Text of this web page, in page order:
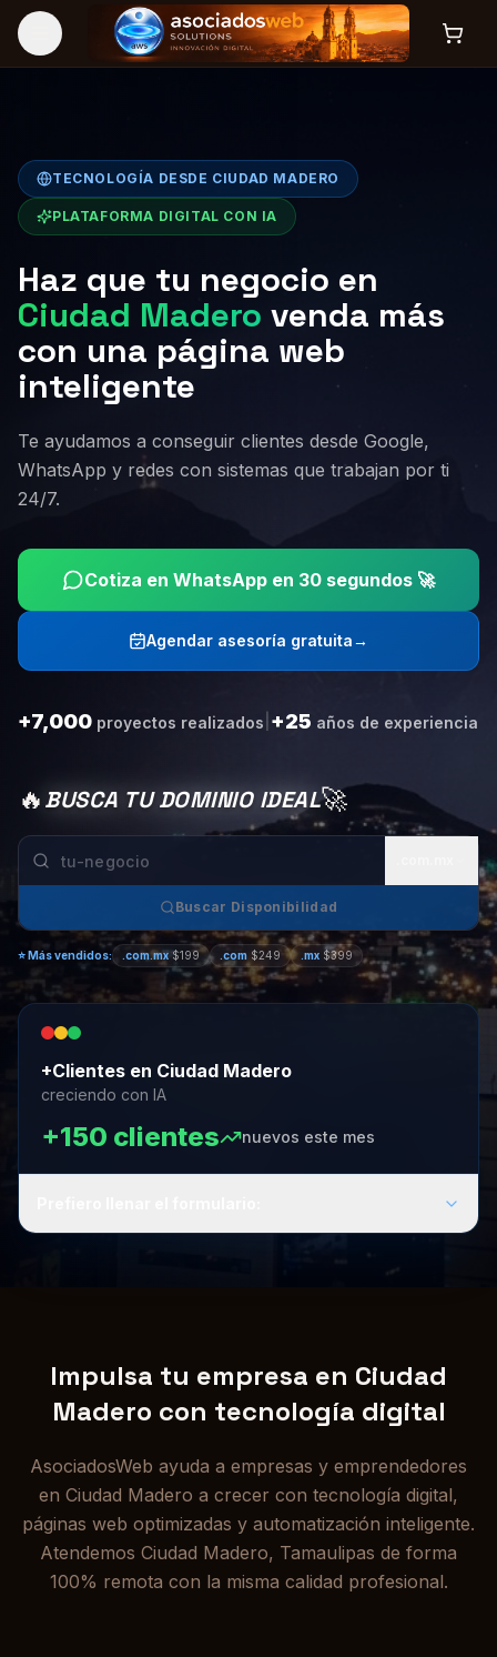
TECNOLOGÍA DESDE CIUDAD MADERO
PLATAFORMA DIGITAL CON IA
Haz que tu negocio en
Ciudad Madero venda más
con una página web
inteligente
Te ayudamos a conseguir clientes desde Google,
WhatsApp y redes con sistemas que trabajan por ti
24/7.
Cotiza en WhatsApp en 30 segundos 🚀
Agendar asesoría gratuita→
+7,000 proyectos realizados +25 años de experiencia
🔥BUSCA TU DOMINIO IDEAL🚀
Buscar Disponibilidad
⭐Más vendidos: .com.mx $199 .com $249 .mx $399
+Clientes en Ciudad Madero
creciendo con IA
+150 clientes nuevos este mes
Impulsa tu empresa en Ciudad
Madero con tecnología digital
AsociadosWeb ayuda a empresas y emprendedores
en Ciudad Madero a crecer con tecnología digital,
páginas web optimizadas y automatización inteligente.
Atendemos Ciudad Madero, Tamaulipas de forma
100% remota con la misma calidad profesional.